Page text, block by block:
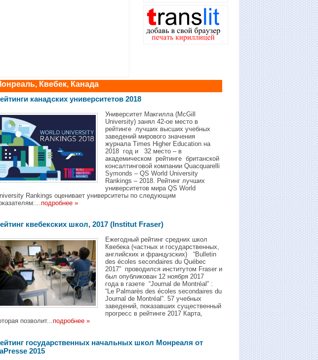
Квебек, Канада
канадских университетов 2018
Университет Макгилла (McGill
University) занял 42-ое место в
рейтинге лучших высших учебных
заведений мирового значения
журнала Times Higher Education на
2018 год и 32 местo – в
академическом рейтинге британской
консалтинговой компании Quacquarelli
Symonds – QS World University
Rankings – 2018. Рейтинг лучших
университетов мира QS World
Rankings оценивает университеты по следующим
подробнее »
квебекских школ, 2017 (Institut Fraser)
Ежегодный рейтинг средних школ
Квебека (частных и государственных,
английских и французских) “Bulletin
des écoles secondaires du Québec
2017” проводился институтом Fraser и
был опубликован 12 ноября 2017
года в газете “Journal de Montréal” :
“Le Palmarès des écoles secondaires du
Journal de Montréal”. 57 учебных
заведений, показавших существенный
прогресс в рейтинге 2017 Карта,
позволит...подробнее »
государственных начальных школ Mонреаля от
2015